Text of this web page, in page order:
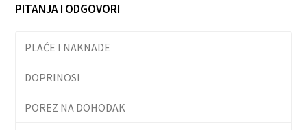
PITANJA I ODGOVORI
PLAĆE I NAKNADE
DOPRINOSI
POREZ NA DOHODAK